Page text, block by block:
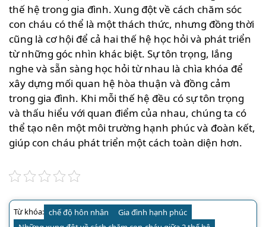
thế hệ trong gia đình. Xung đột về cách chăm sóc
con cháu có thể là một thách thức, nhưng đồng thời
cũng là cơ hội để cả hai thế hệ học hỏi và phát triển
từ những góc nhìn khác biệt. Sự tôn trọng, lắng
nghe và sẵn sàng học hỏi từ nhau là chìa khóa để
xây dựng mối quan hệ hòa thuận và đồng cảm
trong gia đình. Khi mỗi thế hệ đều có sự tôn trọng
và thấu hiểu với quan điểm của nhau, chúng ta có
thể tạo nên một môi trường hạnh phúc và đoàn kết,
giúp con cháu phát triển một cách toàn diện hơn.
Từ khóa: chế độ hôn nhân
Gia đình hạnh phúc